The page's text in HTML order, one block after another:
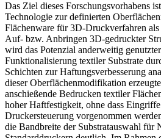
Das Ziel dieses Forschungsvorhabens
Technologie zur definierten
Flächenware für 3D-Druckverfahren
Auf- bzw. Anbringen 3D-gedruckter
wird das Potenzial anderweitig
Funktionalisierung textiler Substrate
Schichten zur Haftungsverbesserung
dieser Oberflächenmodifikation
anschießende Bedrucken textiler
hoher Haftfestigkeit, ohne dass
Druckersteuerung vorgenommen
die Bandbreite der Substratauswahl für